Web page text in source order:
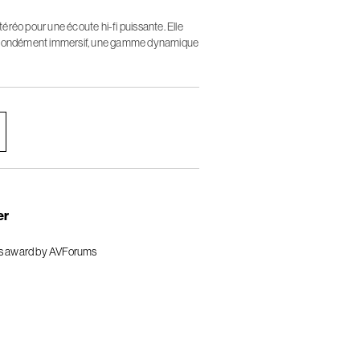
pour une écoute hi-fi puissante. Elle
immersif, une gamme dynamique